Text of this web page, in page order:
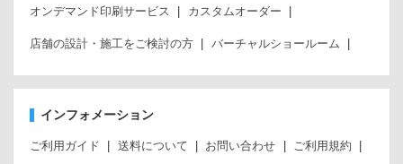
オンデマンド印刷サービス カスタムオーダー
店舗の設計・施工をご検討の方 バーチャルショールーム
インフォメーション
ご利用ガイド 送料について お問い合わせ ご利用規約